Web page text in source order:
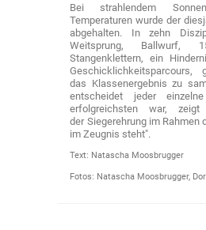
Bei strahlendem
Temperaturen wurde der
abgehalten. In zehn
Weitsprung, Ballwurf,
Stangenklettern, ein
das Klassenergebnis zu
entscheidet jeder
erfolgreichsten war,
der Siegerehrung im Rahmen
im Zeugnis steht".
Text: Natascha Moosbrugger
Fotos: Natascha Moosbrugger,